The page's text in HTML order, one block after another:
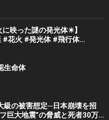
に映った謎の発光体✴️】
花火 #発光体 #飛行体
未確認飛行物体
生命体
級の被害想定─日本崩壊を招
巨大地震”の脅威と死者30万